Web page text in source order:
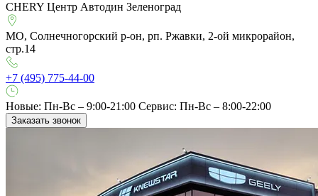
CHERY Центр Автодин Зеленоград
МО, Солнечногорский р-он, рп. Ржавки, 2-ой микрорайон,
стр.14
+7 (495) 775-44-00
Новые: Пн-Вс – 9:00-21:00 Сервис: Пн-Вс – 8:00-22:00
Заказать звонок